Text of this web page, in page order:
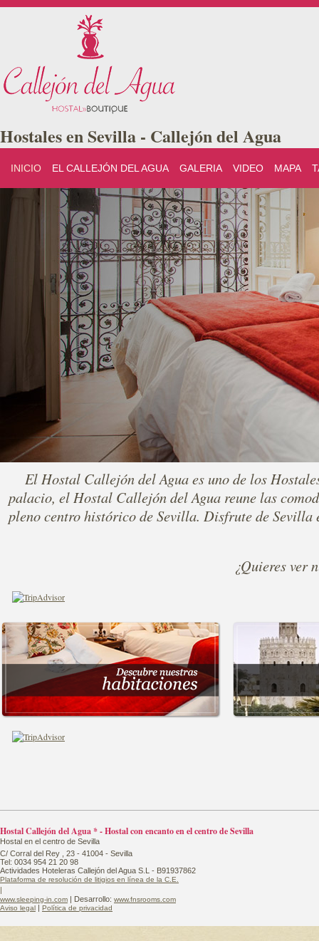
Hostales en Sevilla - Callejón del Agua
INICIO EL CALLEJÓN DEL AGUA GALERIA VIDEO MAPA
El Hostal Callejón del Agua es uno de los
palacio, el Hostal Callejón del Agua reune las
pleno centro histórico de Sevilla. Disfrute de
¿Quieres ver
Hostal Callejón del Agua * - Hostal con encanto en el centro de Sevilla
Hostal en el centro de Sevilla
C/ Corral del Rey , 23 - 41004 - Sevilla
Tel: 0034 954 21 20 98
Actividades Hoteleras Callejón del Agua S.L - B91937862
Plataforma de resolución de litigios en línea de la C.E.
|
www.sleeping-in.com | Desarrollo: www.fnsrooms.com
Aviso legal | Política de privacidad